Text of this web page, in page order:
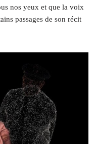
nos yeux et que la voix
passages de son récit